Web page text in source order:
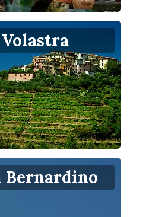
Volastra
Bernardino